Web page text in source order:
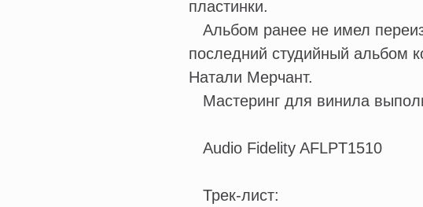
пластинки.
Альбом ранее не имел
последний студийный альбом
Натали Мерчант.
Мастеринг для винила
Audio Fidelity AFLPT1510
Трек-лист: